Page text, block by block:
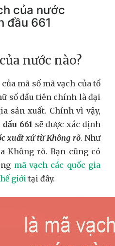
của nước
đầu 661
nước nào?
mã số mã vạch của tổ
số đầu tiên chính là đại
sản xuất. Chính vì vậy,
661 sẽ được xác định
xuất xứ từ Không rõ. Như
Không rõ. Bạn cũng có
mã vạch các quốc gia
giới tại đây.